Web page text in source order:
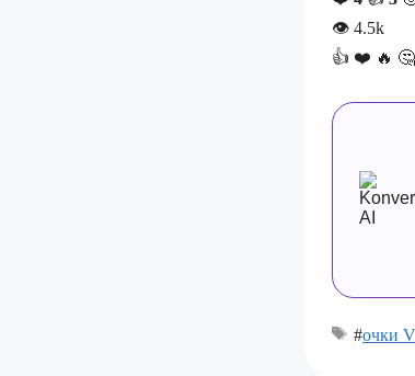
👁 4.5k
👍 ❤️ 🔥 🤔
#очки